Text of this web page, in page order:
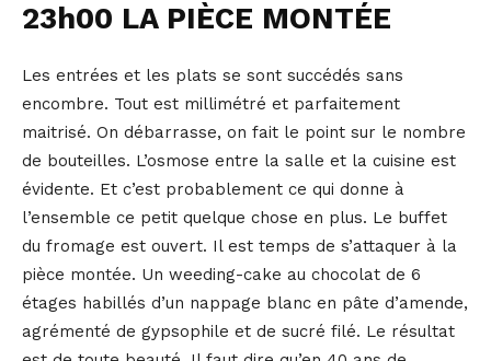
23h00 LA PIÈCE MONTÉE
Les entrées et les plats se sont succédés sans
encombre. Tout est millimétré et parfaitement
maitrisé. On débarrasse, on fait le point sur le nombre
de bouteilles. L’osmose entre la salle et la cuisine est
évidente. Et c’est probablement ce qui donne à
l’ensemble ce petit quelque chose en plus. Le buffet
du fromage est ouvert. Il est temps de s’attaquer à la
pièce montée. Un weeding-cake au chocolat de 6
étages habillés d’un nappage blanc en pâte d’amende,
agrémenté de gypsophile et de sucré filé. Le résultat